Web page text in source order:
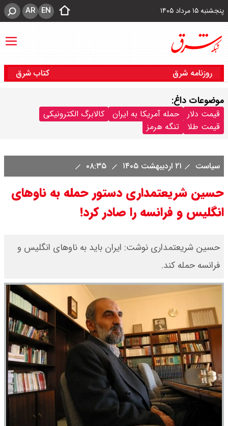
پنجشنبه ۱۵ مرداد ۱۴۰۵ EN
AR
روزنامه شرق کتاب شرق
موضوعات داغ:
قیمت دلار حمله آمریکا به ایران
کالابرگ الکترونیکی
قیمت طلا
تنگه هرمز
سیاست ۲۱ اردیبهشت ۱۴۰۵
حسین شریعتمداری دستور حمله به ناوهای
انگلیس و فرانسه را صادر کرد!
حسین شریعتمداری نوشت: ایران باید به ناوهای انگلیس و
فرانسه حمله کند.